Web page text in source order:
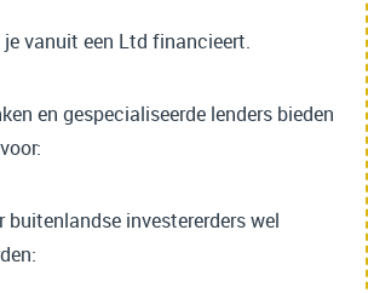
vanuit een Ltd financieert.
en gespecialiseerde lenders bieden
buitenlandse investererders wel